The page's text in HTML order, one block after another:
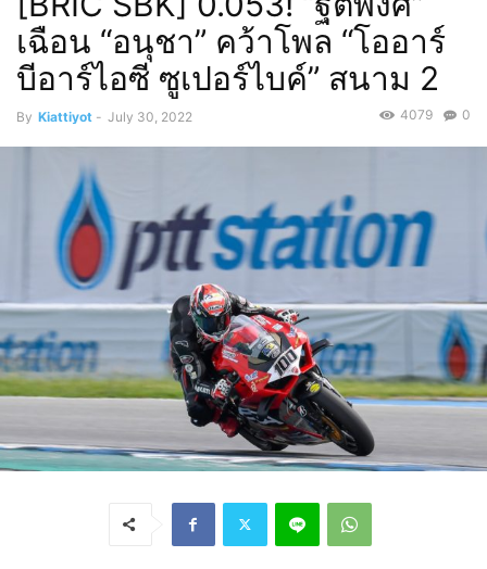
เฉือน “อนุชา” คว้าโพล “โออาร์
บีอาร์ไอซี ซูเปอร์ไบค์” สนาม 2
By Kiattiyot - July 30, 2022 0
4079